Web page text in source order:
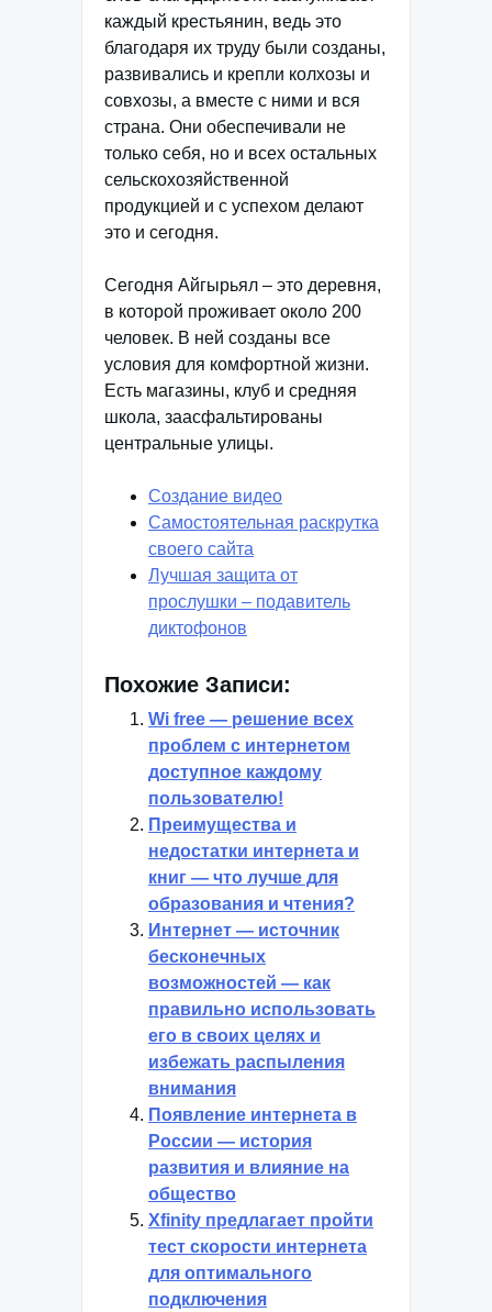
каждый крестьянин, ведь это
благодаря их труду были созданы,
развивались и крепли колхозы и
совхозы, а вместе с ними и вся
страна. Они обеспечивали не
только себя, но и всех остальных
сельскохозяйственной
продукцией и с успехом делают
это и сегодня.
Сегодня Айгырьял – это деревня,
в которой проживает около 200
человек. В ней созданы все
условия для комфортной жизни.
Есть магазины, клуб и средняя
школа, заасфальтированы
центральные улицы.
Создание видео
Самостоятельная раскрутка
своего сайта
Лучшая защита от
прослушки – подавитель
диктофонов
Похожие Записи:
Wi free — решение всех
проблем с интернетом
доступное каждому
пользователю!
Преимущества и
недостатки интернета и
книг — что лучше для
образования и чтения?
Интернет — источник
бесконечных
возможностей — как
правильно использовать
его в своих целях и
избежать распыления
внимания
Появление интернета в
России — история
развития и влияние на
общество
Xfinity предлагает пройти
тест скорости интернета
для оптимального
подключения